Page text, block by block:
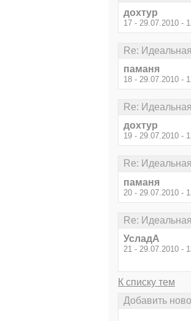
дохтур
17 - 29.07.2010 -
Re:
паманя
18 - 29.07.2010 -
Re:
дохтур
19 - 29.07.2010 -
Re:
паманя
20 - 29.07.2010 -
Re:
УсладА
21 - 29.07.2010 -
К списку тем
Добавить